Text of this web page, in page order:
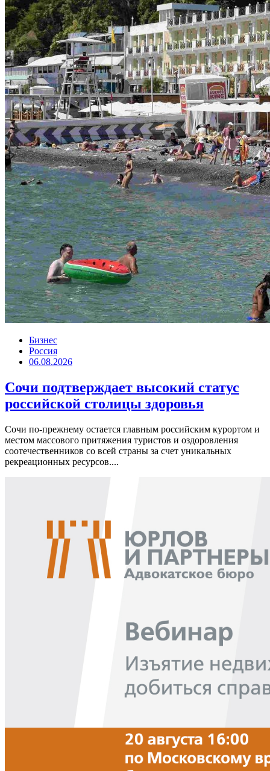
Бизнес
Россия
06.08.2026
Сочи подтверждает высокий статус
российской столицы здоровья
Сочи по-прежнему остается главным российским курортом и
местом массового притяжения туристов и оздоровления
соотечественников со всей страны за счет уникальных
рекреационных ресурсов....